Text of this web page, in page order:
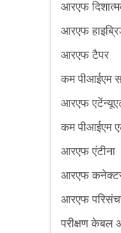
आरएफ
आरएफ
आरएफ टैपर
कम पीआईएम
आरएफ
कम पीआईएम
आरएफ एंटीना
आरएफ कनेक्टर
आरएफ
परीक्षण केबल